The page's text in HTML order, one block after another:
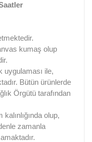
kumaş olup
uygulaması ile,
Bütün ürünlerde
Örgütü tarafından
olup,
zamanla